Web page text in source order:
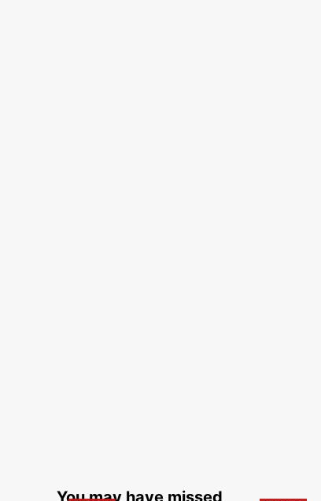
You may have missed